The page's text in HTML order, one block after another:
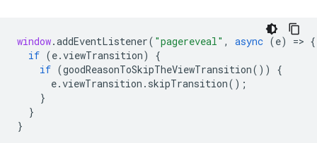
window.addEventListener( "pagereveal" , async (e) => {
if (e.viewTransition)
{
if (goodReasonToSkipTheViewTransition())
{
e.viewTransition . skipTransition();
}
}
}